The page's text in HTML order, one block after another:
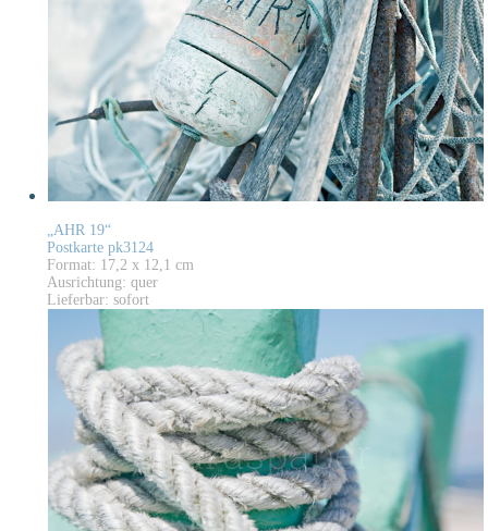
„AHR 19“
Postkarte pk3124
Format: 17,2 x 12,1 cm
Ausrichtung: quer
Lieferbar: sofort